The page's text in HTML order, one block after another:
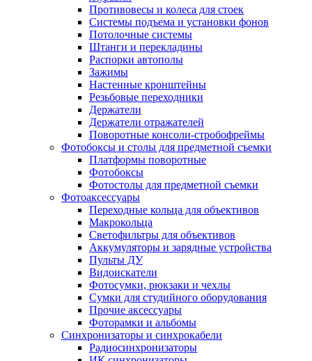
Противовесы и колеса для стоек
Системы подъема и установки фонов
Потолочные системы
Штанги и перекладины
Распорки автополы
Зажимы
Настенные кронштейны
Резьбовые переходники
Держатели
Держатели отражателей
Поворотные консоли-стробофреймы
Фотобоксы и столы для предметной съемки
Платформы поворотные
Фотобоксы
Фотостолы для предметной съемки
Фотоаксессуары
Переходные кольца для объективов
Макрокольца
Светофильтры для объективов
Аккумуляторы и зарядные устройства
Пульты ДУ
Видоискатели
Фотосумки, рюкзаки и чехлы
Сумки для студийного оборудования
Прочие аксессуары
Фоторамки и альбомы
Синхронизаторы и синхрокабели
Радиосинхронизаторы